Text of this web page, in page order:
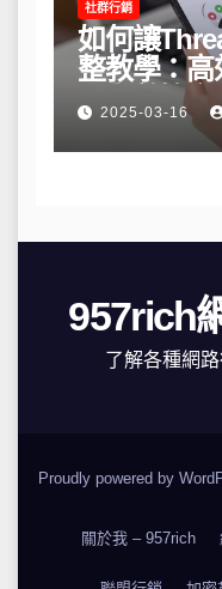
社群行銷
如何讓
整教學：
私與數據安
2025-03-16
957rich
了解各種網
Proudly powered by
關於我 – 957rich